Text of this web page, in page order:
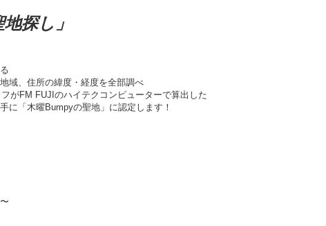
探し」
域、住所の緯度・経度を全部調べ
がFM FUJIのハイテクコンピューターで算出した
に「木曜Bumpyの聖地」に認定します！